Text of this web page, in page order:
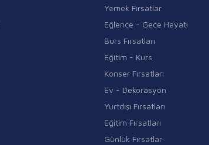
Yemek Fırsatlar
Eğlence - Gece Hayatı
Burs Fırsatları
Eğitim - Kurs
Konser Fırsatları
Ev - Dekorasyon
Yurtdışı Fırsatları
Eğitim Fırsatları
Günlük Fırsatlar